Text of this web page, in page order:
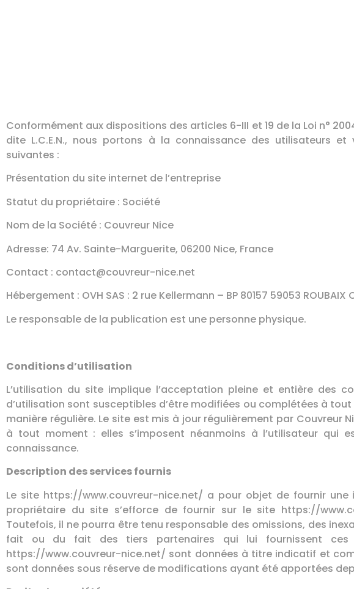
Conformément aux dispositions des articles 6-III et 19 de la Loi n°
dite L.C.E.N., nous portons à la connaissance des utilisateurs
suivantes :
Présentation du site internet de l’entreprise
Statut du propriétaire : Société
Nom de la Société : Couvreur Nice
Adresse: 74 Av. Sainte-Marguerite, 06200 Nice, France
Contact : contact@couvreur-nice.net
Hébergement : OVH SAS : 2 rue Kellermann – BP 80157 59053 ROUBAIX
Le responsable de la publication est une personne physique.
Conditions d’utilisation
L’utilisation du site implique l’acceptation pleine et entière des
d’utilisation sont susceptibles d’être modifiées ou complétées à
manière régulière. Le site est mis à jour régulièrement par Couvreur
à tout moment : elles s’imposent néanmoins à l’utilisateur qui
connaissance.
Description des services fournis
Le site https://www.couvreur-nice.net/ a pour objet de fournir
propriétaire du site s’efforce de fournir sur le site https://
Toutefois, il ne pourra être tenu responsable des omissions, des
fait ou du fait des tiers partenaires qui lui fournissent ces
https://www.couvreur-nice.net/ sont données à titre indicatif et
sont données sous réserve de modifications ayant été apportées